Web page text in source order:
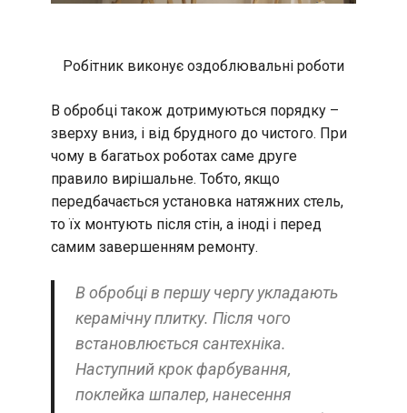
Робітник виконує оздоблювальні роботи
В обробці також дотримуються порядку –
зверху вниз, і від брудного до чистого. При
чому в багатьох роботах саме друге
правило вирішальне. Тобто, якщо
передбачається установка натяжних стель,
то їх монтують після стін, а іноді і перед
самим завершенням ремонту.
В обробці в першу чергу укладають
керамічну плитку. Після чого
встановлюється сантехніка.
Наступний крок фарбування,
поклейка шпалер, нанесення